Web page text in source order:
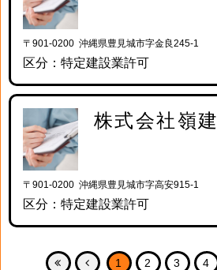
〒901-0200 沖縄県豊見城市字金良245-1
区分：特定建設業許可
株式会社嶺
〒901-0200 沖縄県豊見城市字高安915-1
区分：特定建設業許可
1 2 3 4